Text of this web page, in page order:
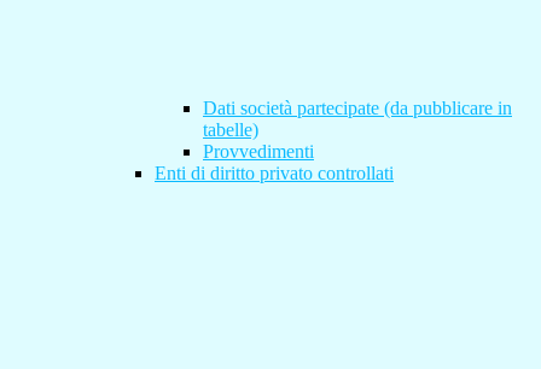
Dati società partecipate (da pubblicare in
tabelle)
Provvedimenti
Enti di diritto privato controllati